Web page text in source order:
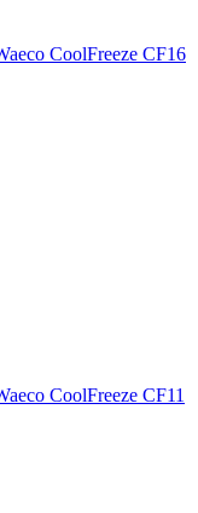
CoolFreeze CF16
CoolFreeze CF11